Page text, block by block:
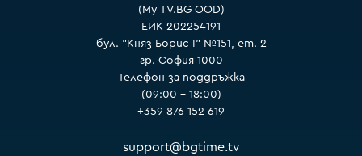
(My TV.BG OOD)
ЕИК 202254191
бул. "Княз Борис I" №151, ет. 2
гр. София 1000
Телефон за поддръжка
(09:00 – 18:00)
+359 876 152 619
support@bgtime.tv